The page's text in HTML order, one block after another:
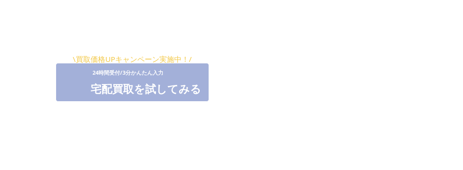
\買取価格UPキャンペーン実施中！/
宅配買取を試してみる